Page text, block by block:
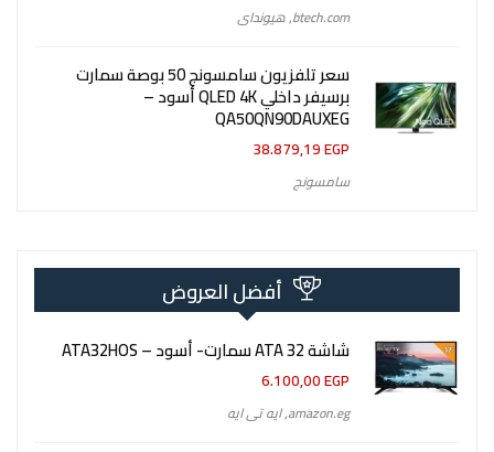
btech.com
,هيونداى
سعر تلفزيون سامسونج 50 بوصة سمارت
برسيفر داخلي QLED 4K أسود –
QA50QN90DAUXEG
38.879,19EGP
سامسونج
أفضل العروض
شاشة 32 ATA سمارت- أسود – ATA32HOS
6.100,00EGP
amazon.eg
,ايه تى ايه